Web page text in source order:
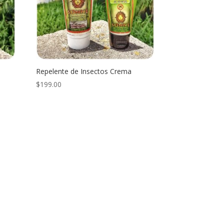
Repelente de Insectos Crema
$199.00